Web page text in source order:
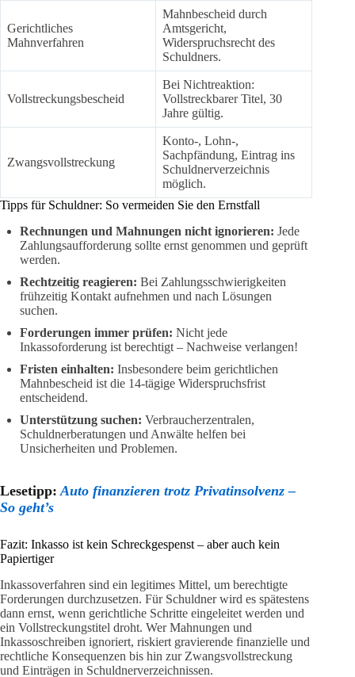
Gerichtliches
Mahnverfahren
Mahnbescheid durch
Amtsgericht,
Widerspruchsrecht des
Schuldners.
Vollstreckungsbescheid
Bei Nichtreaktion:
Vollstreckbarer Titel, 30
Jahre gültig.
Zwangsvollstreckung
Konto-, Lohn-,
Sachpfändung, Eintrag ins
Schuldnerverzeichnis
möglich.
Tipps für Schuldner: So vermeiden Sie den Ernstfall
Rechnungen und Mahnungen nicht ignorieren: Jede
Zahlungsaufforderung sollte ernst genommen und geprüft
werden.
Rechtzeitig reagieren: Bei Zahlungsschwierigkeiten
frühzeitig Kontakt aufnehmen und nach Lösungen
suchen.
Forderungen immer prüfen: Nicht jede
Inkassoforderung ist berechtigt – Nachweise verlangen!
Fristen einhalten: Insbesondere beim gerichtlichen
Mahnbescheid ist die 14-tägige Widerspruchsfrist
entscheidend.
Unterstützung suchen: Verbraucherzentralen,
Schuldnerberatungen und Anwälte helfen bei
Unsicherheiten und Problemen.
Lesetipp: Auto finanzieren trotz Privatinsolvenz –
So geht’s
Fazit: Inkasso ist kein Schreckgespenst – aber auch kein
Papiertiger
Inkassoverfahren sind ein legitimes Mittel, um berechtigte
Forderungen durchzusetzen. Für Schuldner wird es spätestens
dann ernst, wenn gerichtliche Schritte eingeleitet werden und
ein Vollstreckungstitel droht. Wer Mahnungen und
Inkassoschreiben ignoriert, riskiert gravierende finanzielle und
rechtliche Konsequenzen bis hin zur Zwangsvollstreckung
und Einträgen in Schuldnerverzeichnissen.